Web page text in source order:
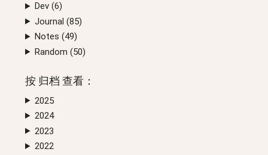
Dev (6)
Journal (85)
Notes (49)
Random (50)
按 归档 查看：
2025
2024
2023
2022